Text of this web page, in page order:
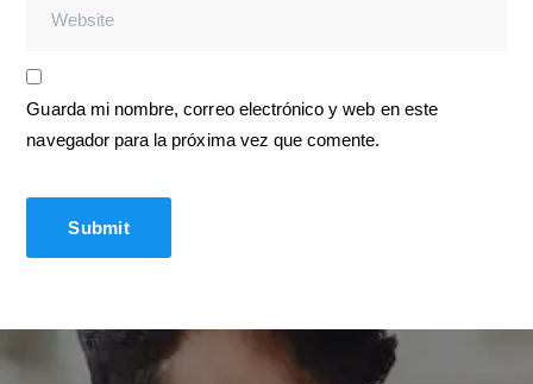
Guarda mi nombre, correo electrónico y web en este
navegador para la próxima vez que comente.